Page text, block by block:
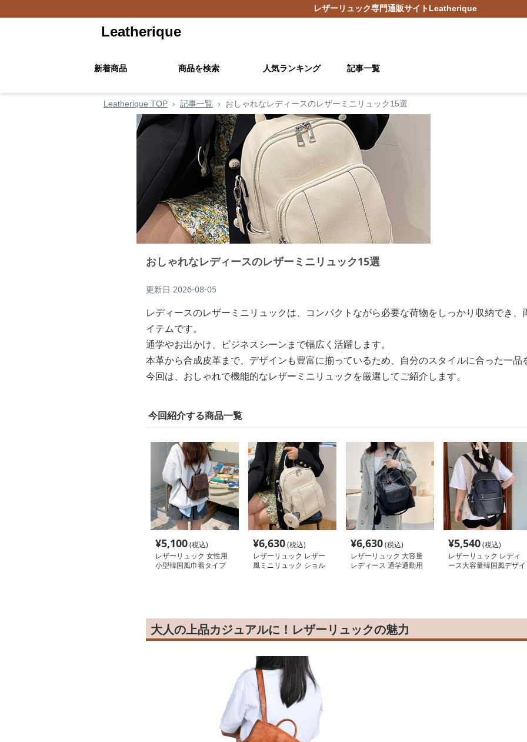
レザーリュック専門通販サイトLeatherique
Leatherique
新着商品 商品を検索 人気ランキング 記事一覧
Leatherique TOP › 記事一覧 › おしゃれなレディースのレザーミニリュック15選
おしゃれなレディースのレザーミニリュック15選
更新日 2026-08-05
レディースのレザーミニリュックは、コンパクトながら必要な荷物をしっかり収納でき
イテムです。
通学やお出かけ、ビジネスシーンまで幅広く活躍します。
本革から合成皮革まで、デザインも豊富に揃っているため、自分のスタイルに合った一
今回は、おしゃれで機能的なレザーミニリュックを厳選してご紹介します。
今回紹介する商品一覧
¥5,100(税込)
レザーリュック 女性用
小型韓国風巾着タイプ
¥6,630(税込)
レザーリュック レザー
風ミニリュック ショル
¥6,630(税込)
レザーリュック 大容量
レディース 通学通勤用
¥5,540(税込)
レザーリュック レディ
ース大容量韓国風デザイ
大人の上品カジュアルに！レザーリュックの魅力